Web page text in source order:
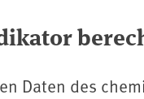
Daten des